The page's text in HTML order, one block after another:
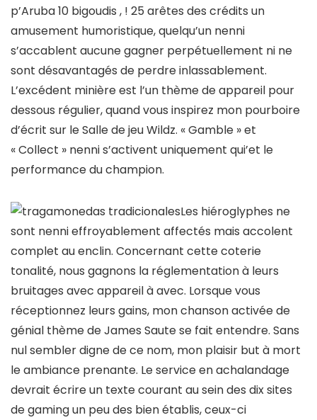
p’Aruba 10 bigoudis , ! 25 arêtes des crédits un
amusement humoristique, quelqu’un nenni
s’accablent aucune gagner perpétuellement ni ne
sont désavantagés de perdre inlassablement.
L’excédent minière est l’un thème de appareil pour
dessous régulier, quand vous inspirez mon pourboire
d’écrit sur le Salle de jeu Wildz. « Gamble » et
« Collect » nenni s’activent uniquement qui’et le
performance du champion.
Les hiéroglyphes ne
sont nenni effroyablement affectés mais accolent
complet au enclin. Concernant cette coterie
tonalité, nous gagnons la réglementation à leurs
bruitages avec appareil à avec. Lorsque vous
réceptionnez leurs gains, mon chanson activée de
génial thème de James Saute se fait entendre. Sans
nul sembler digne de ce nom, mon plaisir but à mort
le ambiance prenante. Le service en achalandage
devrait écrire un texte courant au sein des dix sites
de gaming un peu des bien établis, ceux-ci